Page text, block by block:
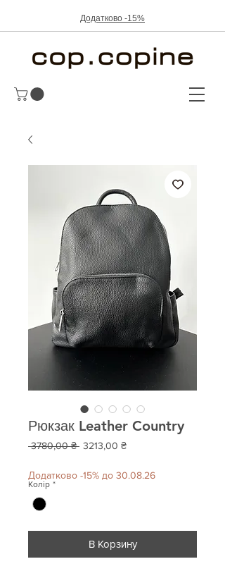
Додатково -15%
Рюкзак Leather Country
3780,00 ₴ Звичайна
3213,00 ₴За
Додатково -15% до 30.08.26
Колір *
В Корзину